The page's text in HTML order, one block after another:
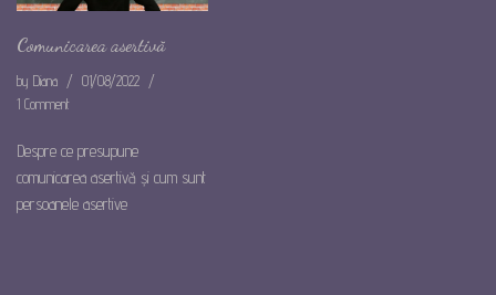
Comunicarea asertivă
by Diana
01/08/2022
1 Comment
Despre ce presupune
comunicarea asertivă și cum sunt
persoanele asertive